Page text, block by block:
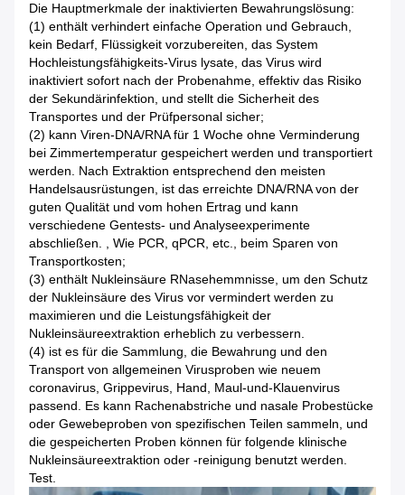
Die Hauptmerkmale der inaktivierten Bewahrungslösung:
(1) enthält verhindert einfache Operation und Gebrauch,
kein Bedarf, Flüssigkeit vorzubereiten, das System
Hochleistungsfähigkeits-Virus lysate, das Virus wird
inaktiviert sofort nach der Probenahme, effektiv das Risiko
der Sekundärinfektion, und stellt die Sicherheit des
Transportes und der Prüfpersonal sicher;
(2) kann Viren-DNA/RNA für 1 Woche ohne Verminderung
bei Zimmertemperatur gespeichert werden und transportiert
werden. Nach Extraktion entsprechend den meisten
Handelsausrüstungen, ist das erreichte DNA/RNA von der
guten Qualität und vom hohen Ertrag und kann
verschiedene Gentests- und Analyseexperimente
abschließen. , Wie PCR, qPCR, etc., beim Sparen von
Transportkosten;
(3) enthält Nukleinsäure RNasehemmnisse, um den Schutz
der Nukleinsäure des Virus vor vermindert werden zu
maximieren und die Leistungsfähigkeit der
Nukleinsäureextraktion erheblich zu verbessern.
(4) ist es für die Sammlung, die Bewahrung und den
Transport von allgemeinen Virusproben wie neuem
coronavirus, Grippevirus, Hand, Maul-und-Klauenvirus
passend. Es kann Rachenabstriche und nasale Probestücke
oder Gewebeproben von spezifischen Teilen sammeln, und
die gespeicherten Proben können für folgende klinische
Nukleinsäureextraktion oder -reinigung benutzt werden.
Test.